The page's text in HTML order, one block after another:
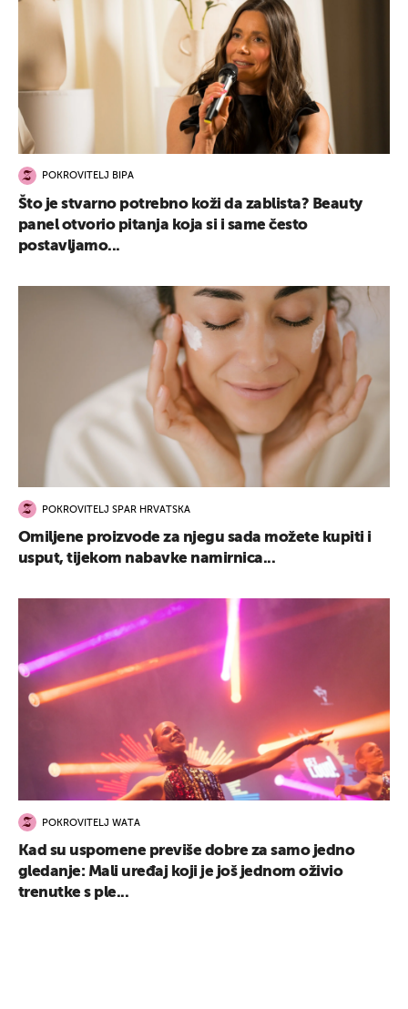
POKROVITELJ BIPA
Što je stvarno potrebno koži da zablista? Beauty
panel otvorio pitanja koja si i same često
postavljamo...
POKROVITELJ SPAR HRVATSKA
Omiljene proizvode za njegu sada možete kupiti i
usput, tijekom nabavke namirnica...
POKROVITELJ WATA
Kad su uspomene previše dobre za samo jedno
gledanje: Mali uređaj koji je još jednom oživio
trenutke s ple...